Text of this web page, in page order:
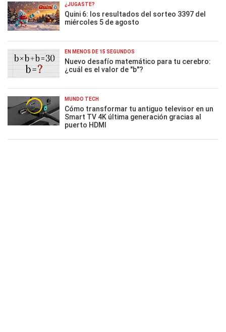
¿JUGASTE?
Quini 6: los resultados del sorteo 3397 del
miércoles 5 de agosto
EN MENOS DE 15 SEGUNDOS
Nuevo desafío matemático para tu cerebro:
¿cuál es el valor de "b"?
MUNDO TECH
Cómo transformar tu antiguo televisor en un
Smart TV 4K última generación gracias al
puerto HDMI